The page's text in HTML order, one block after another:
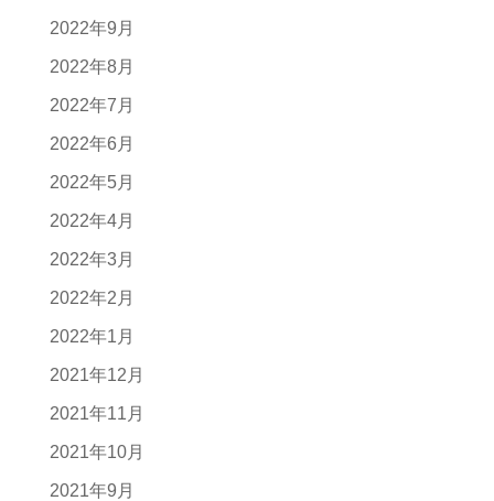
2022年9月
2022年8月
2022年7月
2022年6月
2022年5月
2022年4月
2022年3月
2022年2月
2022年1月
2021年12月
2021年11月
2021年10月
2021年9月